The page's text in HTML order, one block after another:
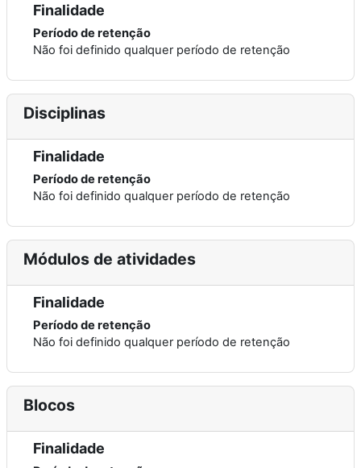
Finalidade
Período de retenção
Não foi definido qualquer período de retenção
Disciplinas
Finalidade
Período de retenção
Não foi definido qualquer período de retenção
Módulos de atividades
Finalidade
Período de retenção
Não foi definido qualquer período de retenção
Blocos
Finalidade